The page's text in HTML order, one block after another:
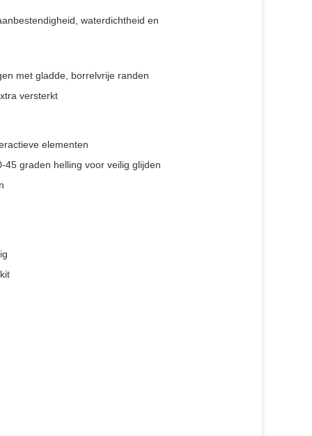
waterdichtheid en
met gladde, borrelvrije randen
versterkt
elementen
graden helling voor veilig glijden